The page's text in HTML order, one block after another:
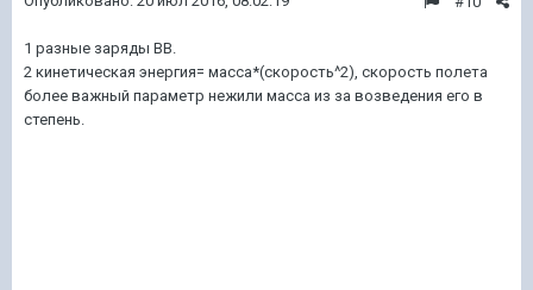
1 разные заряды ВВ.
2 кинетическая энергия= масса*(скорость^2), скорость полета
более важный параметр нежили масса из за возведения его в
степень.